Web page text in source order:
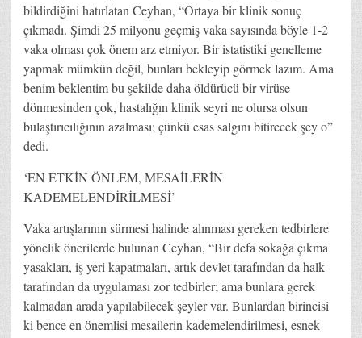
bildirdiğini hatırlatan Ceyhan, “Ortaya bir klinik sonuç
çıkmadı. Şimdi 25 milyonu geçmiş vaka sayısında böyle 1-2
vaka olması çok önem arz etmiyor. Bir istatistiki genelleme
yapmak mümkün değil, bunları bekleyip görmek lazım. Ama
benim beklentim bu şekilde daha öldürücü bir virüse
dönmesinden çok, hastalığın klinik seyri ne olursa olsun
bulaştırıcılığının azalması; çünkü esas salgını bitirecek şey o”
dedi.
‘EN ETKİN ÖNLEM, MESAİLERİN
KADEMELENDİRİLMESİ’
Vaka artışlarının sürmesi halinde alınması gereken tedbirlere
yönelik önerilerde bulunan Ceyhan, “Bir defa sokağa çıkma
yasakları, iş yeri kapatmaları, artık devlet tarafından da halk
tarafından da uygulaması zor tedbirler; ama bunlara gerek
kalmadan arada yapılabilecek şeyler var. Bunlardan birincisi
ki bence en önemlisi mesailerin kademelendirilmesi, esnek